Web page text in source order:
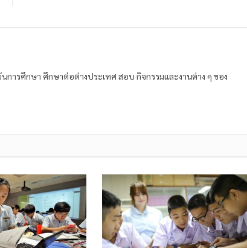
การศึกษา ศึกษาต่อต่างประเทศ สอบ กิจกรรมและงานต่าง ๆ ของ